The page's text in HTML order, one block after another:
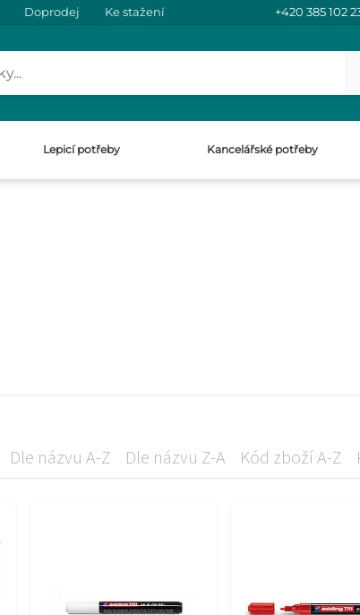
Doprodej Ke stažení +420 385 102
Lepicí potřeby Kancelářské potřeby
Dle názvu A-Z Dle názvu Z-A Kód zboží A-Z